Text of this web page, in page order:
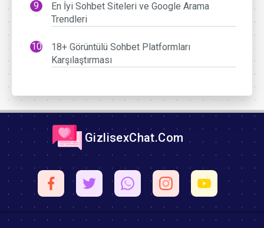
En İyi Sohbet Siteleri ve Google Arama
Trendleri
18+ Görüntülü Sohbet Platformları
Karşılaştırması
GizlisexChat.Com